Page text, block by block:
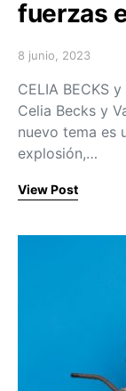
fuerzas
Posted on
8 junio, 2023
CELIA BECKS
Celia Becks y
nuevo tema es
explosión,…
View Post